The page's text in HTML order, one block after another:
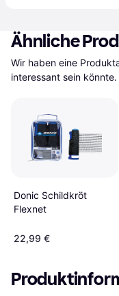
Ähnliche
Wir haben eine
interessant sein könnte.
Donic Schildkröt
Flexnet
22,99 €